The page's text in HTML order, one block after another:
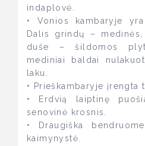
indaplovė.
• Vonios kambaryje
Dalis grindų –
duše – šildomos
mediniai baldai
laku.
• Prieškambaryje įrengta
• Erdvią laiptinę
senovinė krosnis.
• Draugiška
kaimynystė.